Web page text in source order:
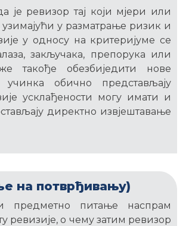
је ревизор тај који мјери или
у разматрање ризик и
у односу на критеријуме се
закључака, препорука или
такође обезбиједити нове
обично представљају
усклађености могу имати и
директно извјештавање
на потврђивању)
предметно питање наспрам
ревизије, о чему затим ревизор